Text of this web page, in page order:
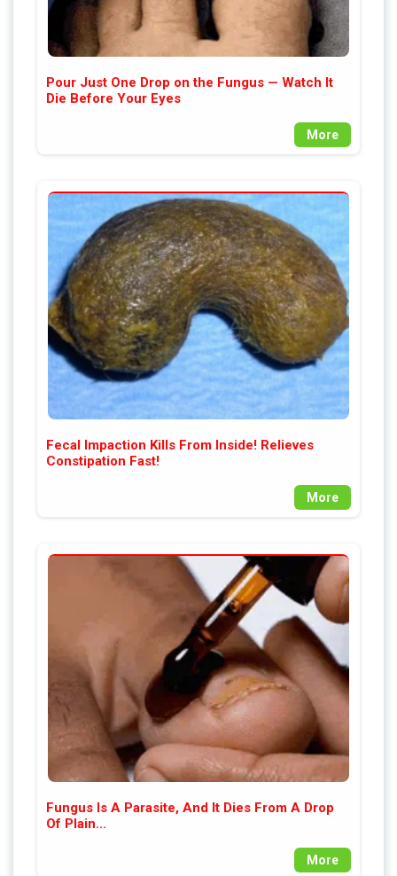
Pour Just One Drop on the Fungus — Watch It
Die Before Your Eyes
More
Fecal Impaction Kills From Inside! Relieves
Constipation Fast!
More
Fungus Is A Parasite, And It Dies From A Drop
Of Plain...
More